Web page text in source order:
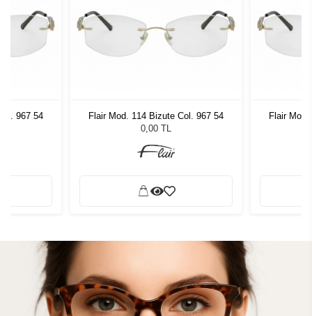
967 54
Flair Mod. 114 Bizute Col. 967 54
0,00 TL
Flair